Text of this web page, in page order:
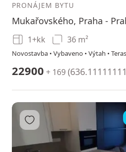
PRONÁJEM BYTU
Mukařovského, Praha -
1+kk 36 m²
Novostavba • Vybaveno • Výtah •
22900 + 169(
Přidat do oblíbených